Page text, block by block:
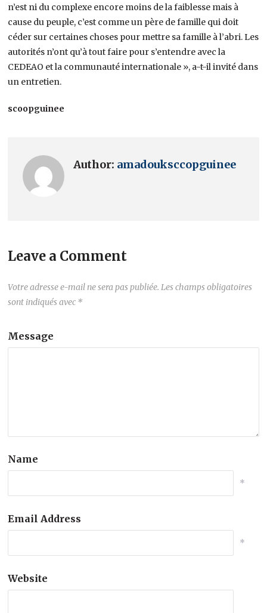
n’est ni du complexe encore moins de la faiblesse mais à
cause du peuple, c’est comme un père de famille qui doit
céder sur certaines choses pour mettre sa famille à l’abri. Les
autorités n’ont qu’à tout faire pour s’entendre avec la
CEDEAO et la communauté internationale », a-t-il invité dans
un entretien.
scoopguinee
Author: amadouksccopguinee
Leave a Comment
Votre adresse e-mail ne sera pas publiée. Les champs obligatoires
sont indiqués avec *
Message
Name
*
Email Address
*
Website